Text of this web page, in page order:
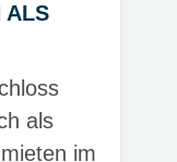
ALS
als
im